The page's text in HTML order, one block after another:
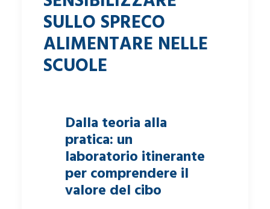
SULLO SPRECO
ALIMENTARE NELLE
SCUOLE
Dalla teoria alla
pratica: un
laboratorio itinerante
per comprendere il
valore del cibo